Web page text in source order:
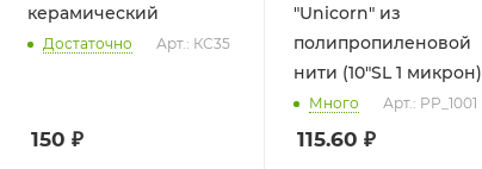
керамический
Достаточно Арт.: КС35
150 ₽
"Unicorn" из
полипропиленовой
нити (10"SL 1 микрон)
Много Арт.: PP_1001
115.60 ₽